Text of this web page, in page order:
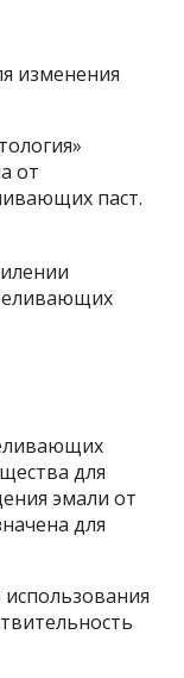
изменения
от
паст.
для
эмали от
для